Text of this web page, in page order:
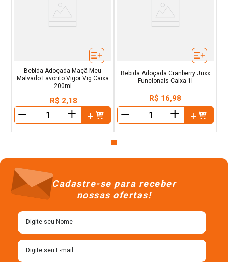
Bebida Adoçada Maçã Meu
Malvado Favorito Vigor Vig Caixa
200ml
R$ 2,18
＋
Bebida Adoçada Cranberry Juxx
Funcionais Caixa 1l
R$ 16,98
＋
Cadastre-se para receber
nossas ofertas!